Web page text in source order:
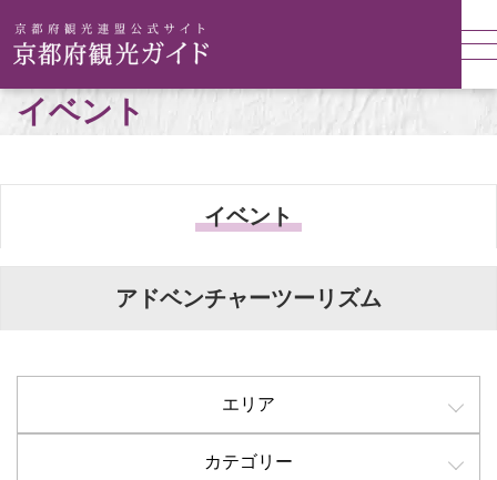
イベント
イベント
アドベンチャーツーリズム
エリア
カテゴリー